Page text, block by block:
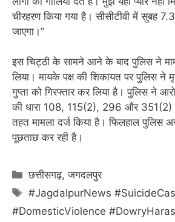
चीरहरण किया गया है। सीसीटीवी में सुबह
जाएगा।”
इस चिट्ठी के सामने आने के बाद पुलिस ने
लिया। मायके पक्ष की शिकायत पर पुलिस ने
गुप्ता को गिरफ्तार कर लिया है। पुलिस ने
की धारा 108, 115(2), 296 और
तहत मामला दर्ज किया है। फिलहाल पुलिस
पूछताछ कर रही है।
Categories
छत्तीसगढ़,जगदलपुर
Tags
#JagdalpurNews
#DomesticViolence